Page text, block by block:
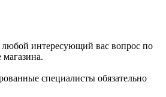
любой интересующий вас вопрос по
магазина.
специалисты обязательно